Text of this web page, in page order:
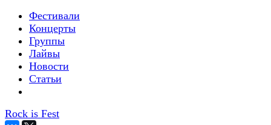
Фестивали
Концерты
Группы
Лайвы
Новости
Статьи
Rock is Fest